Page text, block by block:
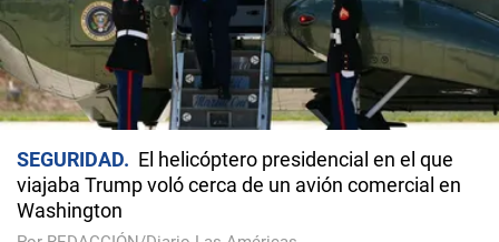
SEGURIDAD
El helicóptero presidencial en el que
viajaba Trump voló cerca de un avión comercial en
Washington